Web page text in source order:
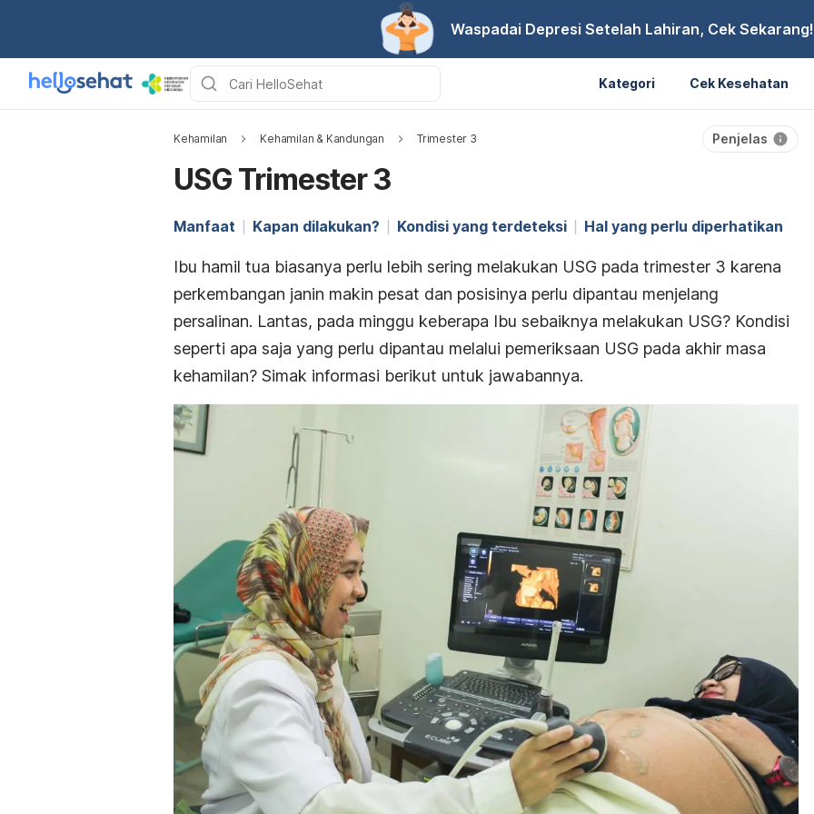
Waspadai Depresi Setelah Lahiran, Cek Sekarang!
Kategori Cek Kesehatan
Kehamilan Kehamilan & Kandungan Trimester 3 Penjelas
USG Trimester 3
Manfaat Kapan dilakukan? Kondisi yang terdeteksi Hal yang perlu diperhatikan
Ibu hamil tua biasanya perlu lebih sering melakukan USG pada trimester 3 karena
perkembangan janin makin pesat dan posisinya perlu dipantau menjelang
persalinan. Lantas, pada minggu keberapa Ibu sebaiknya melakukan USG? Kondisi
seperti apa saja yang perlu dipantau melalui pemeriksaan USG pada akhir masa
kehamilan? Simak informasi berikut untuk jawabannya.